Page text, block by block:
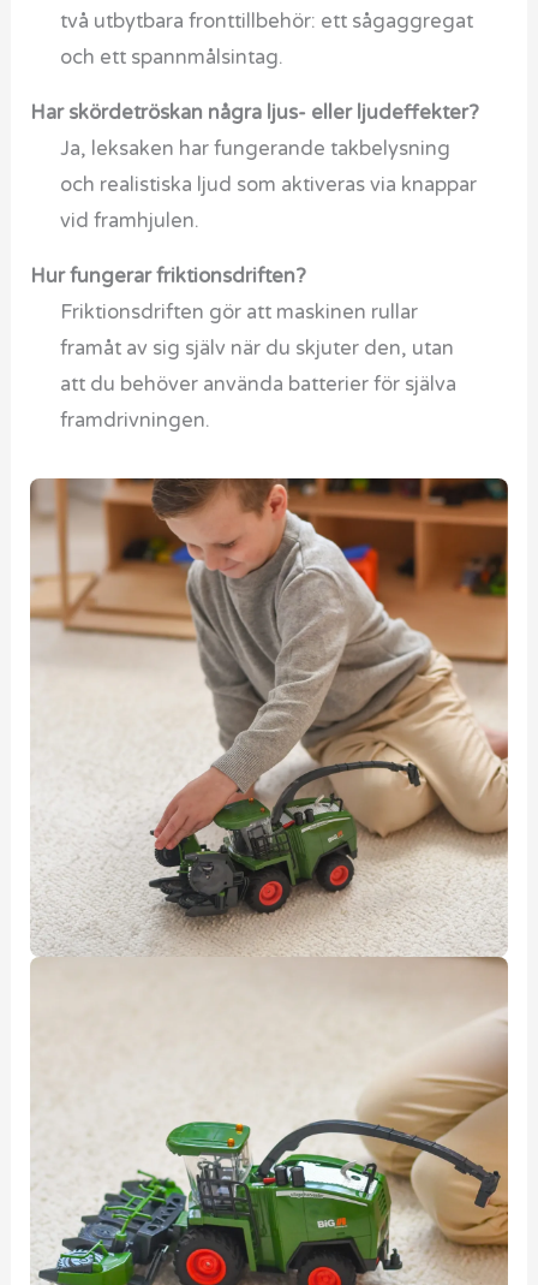
två utbytbara fronttillbehör: ett sågaggregat
och ett spannmålsintag.
Har skördetröskan några ljus- eller ljudeffekter?
Ja, leksaken har fungerande takbelysning
och realistiska ljud som aktiveras via knappar
vid framhjulen.
Hur fungerar friktionsdriften?
Friktionsdriften gör att maskinen rullar
framåt av sig själv när du skjuter den, utan
att du behöver använda batterier för själva
framdrivningen.